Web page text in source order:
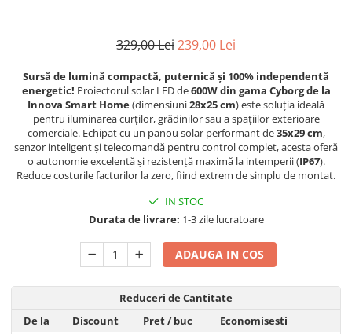
329,00 Lei239,00 Lei
Sursă de lumină compactă, puternică și 100% independentă
energetic! Proiectorul solar LED de600W din gama Cyborg de la
Innova Smart Home(dimensiuni28x25 cm) este soluția ideală
pentru iluminarea curților, grădinilor sau a spațiilor exterioare
comerciale. Echipat cu un panou solar performant de35x29 cm,
senzor inteligent și telecomandă pentru control complet, acesta oferă
o autonomie excelentă și rezistență maximă la intemperii (IP67).
Reduce costurile facturilor la zero, fiind extrem de simplu de montat.
IN STOC
Durata de livrare: 1-3 zile lucratoare
ADAUGA IN COS
Reduceri de Cantitate
De la
Discount Pret/ buc
Economisesti